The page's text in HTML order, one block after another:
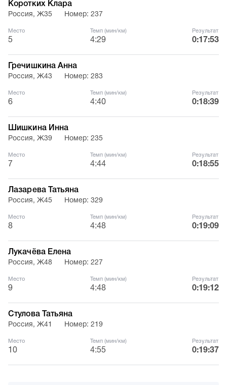
Коротких Клара
Россия, Ж35 Номер: 237
Место
5
Темп (мин/км)
4:29
Результат
0:17:53
Гречишкина Анна
Россия, Ж43 Номер: 283
Место
6
Темп (мин/км)
4:40
Результат
0:18:39
Шишкина Инна
Россия, Ж39 Номер: 235
Место
7
Темп (мин/км)
4:44
Результат
0:18:55
Лазарева Татьяна
Россия, Ж45 Номер: 329
Место
8
Темп (мин/км)
4:48
Результат
0:19:09
Лукачёва Елена
Россия, Ж48 Номер: 227
Место
9
Темп (мин/км)
4:48
Результат
0:19:12
Стулова Татьяна
Россия, Ж41 Номер: 219
Место
10
Темп (мин/км)
4:55
Результат
0:19:37